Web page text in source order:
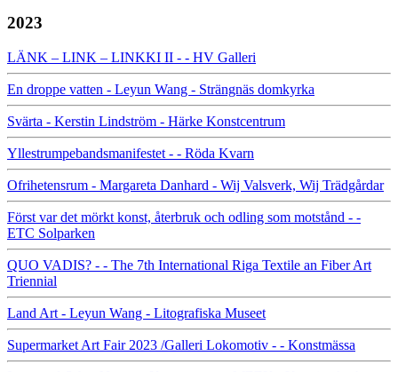
2023
LÄNK – LINK – LINKKI II - - HV Galleri
En droppe vatten - Leyun Wang - Strängnäs domkyrka
Svärta - Kerstin Lindström - Härke Konstcentrum
Yllestrumpebandsmanifestet - - Röda Kvarn
Ofrihetensrum - Margareta Danhard - Wij Valsverk, Wij Trädgårdar
Först var det mörkt konst, återbruk och odling som motstånd - -
ETC Solparken
QUO VADIS? - - The 7th International Riga Textile an Fiber Art
Triennial
Land Art - Leyun Wang - Litografiska Museet
Supermarket Art Fair 2023 /Galleri Lokomotiv - - Konstmässa